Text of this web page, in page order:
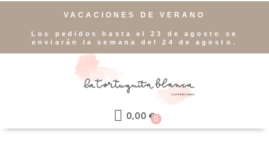
VACACIONES DE VERANO
Los pedidos hasta el 23 de agosto se
enviarán la semana del 24 de agosto.
0,00 €0